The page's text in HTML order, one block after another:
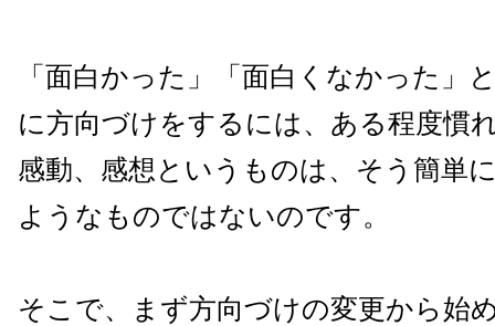
「面白かった」「面白くなかった」
に方向づけをするには、ある程度慣
感動、感想というものは、そう簡単
ようなものではないのです。
そこで、まず方向づけの変更から始